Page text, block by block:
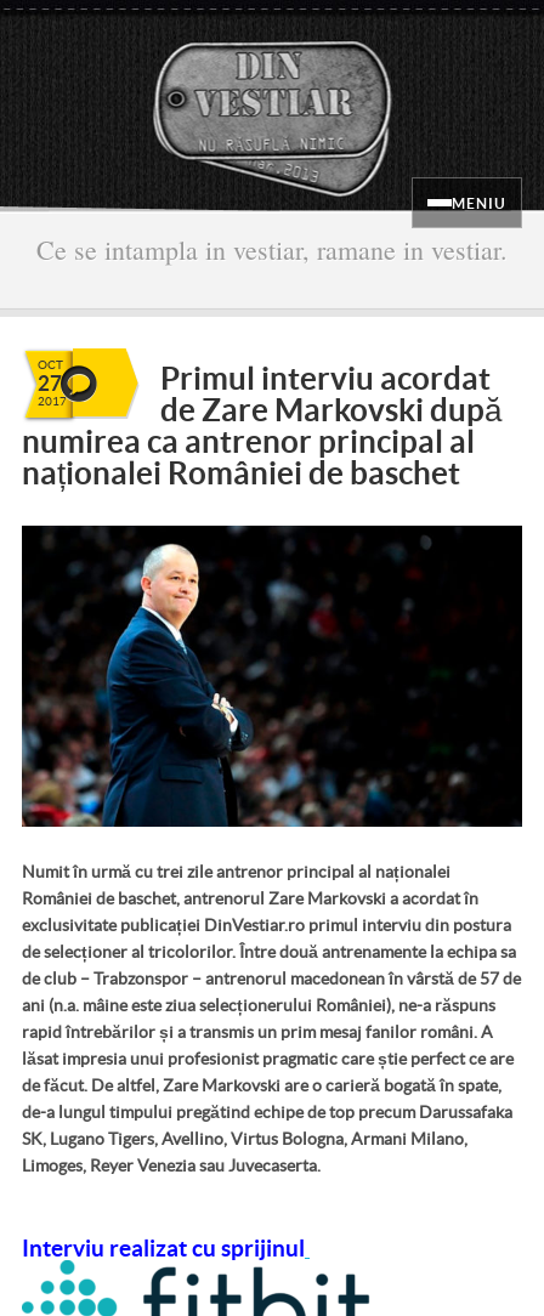
MENIU
Ce se intampla in vestiar, ramane in vestiar.
OCT
27
2017
Primul interviu acordat
de Zare Markovski după
numirea ca antrenor principal al
naționalei României de baschet
Numit în urmă cu trei zile antrenor principal al naționalei
României de baschet, antrenorul Zare Markovski a acordat în
exclusivitate publicației DinVestiar.ro primul interviu din postura
de selecționer al tricolorilor. Între două antrenamente la echipa sa
de club – Trabzonspor – antrenorul macedonean în vârstă de 57 de
ani (n.a. mâine este ziua selecționerului României), ne-a răspuns
rapid întrebărilor și a transmis un prim mesaj fanilor români. A
lăsat impresia unui profesionist pragmatic care știe perfect ce are
de făcut. De altfel, Zare Markovski are o carieră bogată în spate,
de-a lungul timpului pregătind echipe de top precum Darussafaka
SK, Lugano Tigers, Avellino, Virtus Bologna, Armani Milano,
Limoges, Reyer Venezia sau Juvecaserta.
Interviu realizat cu sprijinul